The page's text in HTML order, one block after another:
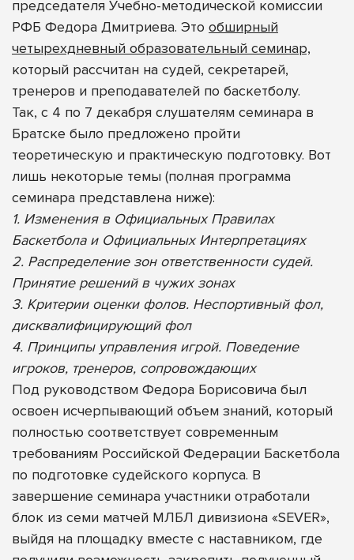
председателя Учебно-методической комиссии
РФБ Федора Дмитриева. Это обширный
четырехдневный образовательный семинар,
который рассчитан на судей, секретарей,
тренеров и преподавателей по баскетболу.
Так, с 4 по 7 декабря слушателям семинара в
Братске было предложено пройти
теоретическую и практическую подготовку. Вот
лишь некоторые темы (полная программа
семинара представлена ниже):
1. Изменения в Официальных Правилах
Баскетбола и ОфициальныхИнтерпретациях
2. Распределение зон ответственности судей.
Принятие решений в чужих зонах
3. Критерии оценки фолов. Неспортивный фол,
дисквалифицирующий фол
4. Принципы управления игрой. Поведение
игроков, тренеров, сопровождающих
Под руководством Федора Борисовича был
освоен исчерпывающий объем знаний, который
полностью соответствует современным
требованиям Российской Федерации Баскетбола
по подготовке судейского корпуса. В
завершение семинара участники отработали
блок из семи матчей МЛБЛ дивизиона «SEVER»,
выйдя на площадку вместе с наставником, где